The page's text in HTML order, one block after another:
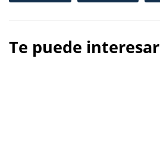
Te puede interesar